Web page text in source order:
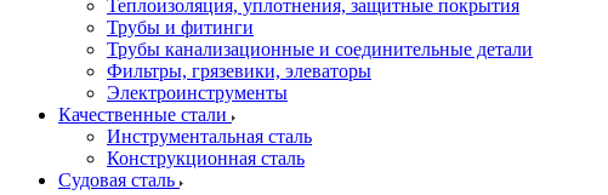
Теплоизоляция, уплотнения, защитные покрытия
Трубы и фитинги
Трубы канализационные и соединительные детали
Фильтры, грязевики, элеваторы
Электроинструменты
Качественные стали
Инструментальная сталь
Конструкционная сталь
Судовая сталь